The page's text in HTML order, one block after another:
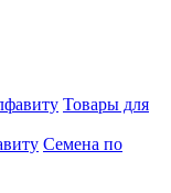
Товары для
Семена по